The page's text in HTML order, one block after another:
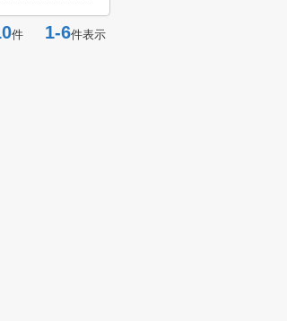
件 1-6件表示